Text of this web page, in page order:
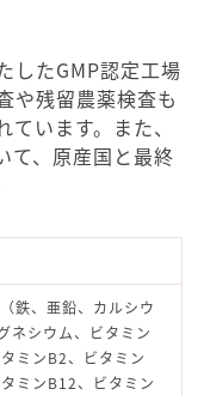
したGMP認定工場
や残留農薬検査も
います。また、
て、原産国と最終
鉄、亜鉛、カルシウ
ネシウム、ビタミン
ミンB2、ビタミン
ミンB12、ビタミン